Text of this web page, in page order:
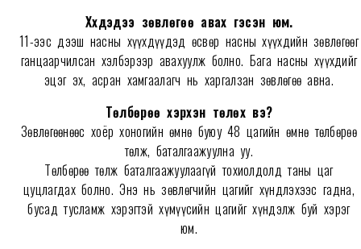
Хүүхдэдээ зөвлөгөө авах гэсэн юм.
11-ээс дээш насны хүүхдүүдэд өсвөр насны хүүхдийн зөвлөгөөг
ганцаарчилсан хэлбэрээр авахуулж болно. Бага насны хүүхдийг
эцэг эх, асран хамгаалагч нь харгалзан зөвлөгөө авна.
Төлбөрөө хэрхэн төлөх вэ?
Зөвлөгөөнөөс хоёр хоногийн өмнө буюу 48 цагийн өмнө төлбөрөө
төлж, баталгаажуулна уу.
Төлбөрөө төлж баталгаажуулаагүй тохиолдолд таны цаг
цуцлагдах болно. Энэ нь зөвлөгчийн цагийг хүндлэхээс гадна,
бусад тусламж хэрэгтэй хүмүүсийн цагийг хүндэлж буй хэрэг
юм.